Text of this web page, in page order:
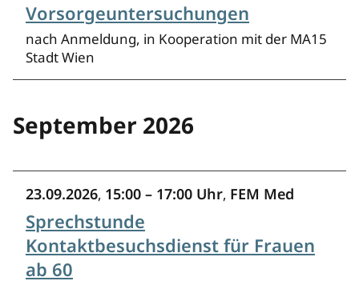
Vorsorgeuntersuchungen
nach Anmeldung, in Kooperation mit der MA15
Stadt Wien
September 2026
23.09.2026, 15:00 – 17:00 Uhr, FEM Med
Sprechstunde
Kontaktbesuchsdienst für Frauen
ab 60